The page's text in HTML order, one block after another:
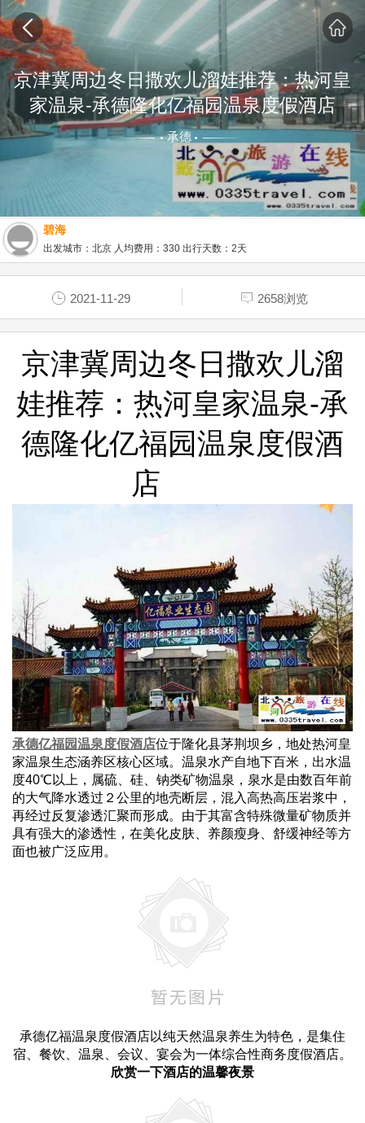
京津冀周边冬日撒欢儿溜娃推荐：热河皇
家温泉-承德隆化亿福园温泉度假酒店
承德
碧海
出发城市：北京 人均费用：330 出行天数：2天
2021-11-29 2658浏览
京津冀周边冬日撒欢儿溜
娃推荐：热河皇家温泉-承
德隆化亿福园温泉度假酒
店
承德亿福园温泉度假酒店位于隆化县茅荆坝乡，地处热河皇
家温泉生态涵养区核心区域。温泉水产自地下百米，出水温
度40℃以上，属硫、硅、钠类矿物温泉，泉水是由数百年前
的大气降水透过２公里的地壳断层，混入高热高压岩浆中，
再经过反复渗透汇聚而形成。由于其富含特殊微量矿物质并
具有强大的渗透性，在美化皮肤、养颜瘦身、舒缓神经等方
面也被广泛应用。
承德亿福温泉度假酒店以纯天然温泉养生为特色，是集住
宿、餐饮、温泉、会议、宴会为一体综合性商务度假酒店。
欣赏一下酒店的温馨夜景